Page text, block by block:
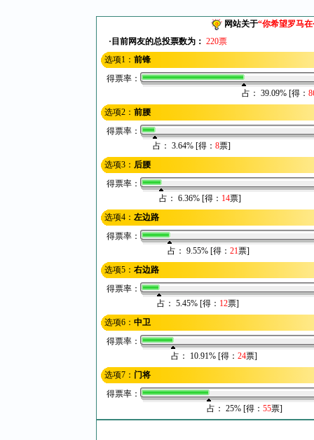
网站关于“你希望罗马
·目前网友的总投票数为： 220票
选项1： 前锋
得票率：
占： 39.09% [得：
选项2： 前腰
得票率：
占： 3.64% [得： 8票]
选项3： 后腰
得票率：
占： 6.36% [得： 14票]
选项4： 左边路
得票率：
占： 9.55% [得： 21票]
选项5： 右边路
得票率：
占： 5.45% [得： 12票]
选项6： 中卫
得票率：
占： 10.91% [得： 24票]
选项7： 门将
得票率：
占： 25% [得： 55票]